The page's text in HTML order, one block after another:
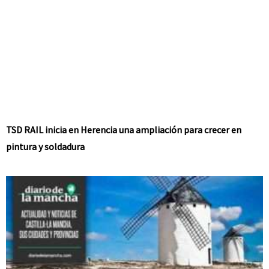
TSD RAIL inicia en Herencia una ampliación para crecer en
pintura y soldadura